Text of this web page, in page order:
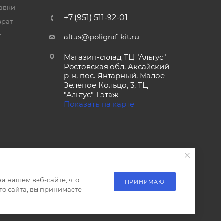
+7 (951) 511-92-01
altus@poligraf-kit.ru
Магазин-склад ТЦ "Альтус"
Ростовская обл, Аксайский
р-н, пос. Янтарный, Малое
Зеленое Кольцо, 3, ТЦ
"Альтус" 1 этаж
Показать на карте
нашем веб-сайте, что
сайта, вы принимаете
ПРИНИМАЮ